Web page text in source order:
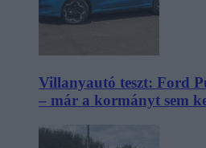
Villanyautó teszt: Ford
– már a kormányt sem